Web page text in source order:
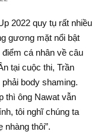
2022 quy tụ rất nhiều
gương mặt nổi bật
cá nhân về câu
tại cuộc thi, Trần
body shaming.
thì ông Nawat vẫn
tôi nghĩ chúng ta
nhàng thôi”.